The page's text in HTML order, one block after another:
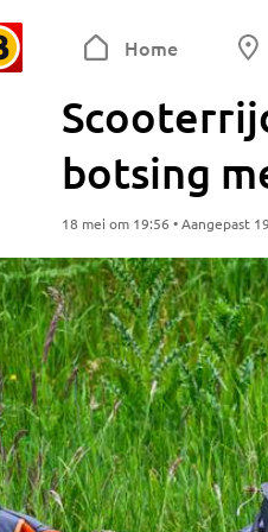
Home
botsing
18 mei om 19:56 • Aangepast